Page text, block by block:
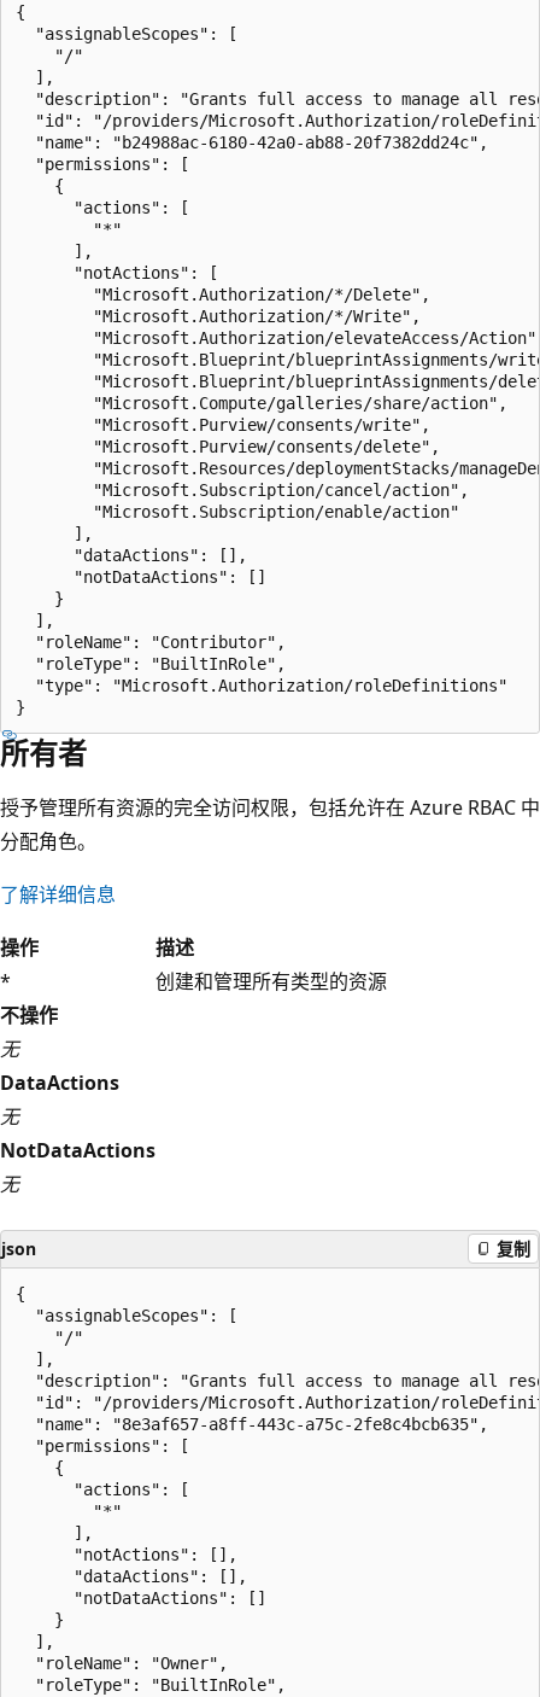
{
  "assignableScopes": [
    "/"
  ],
"description": "Grants full access to manage all
"id": "/providers/Microsoft.Authorization/
  "name": "b24988ac-6180-42a0-ab88-20f7382dd24c",
  "permissions": [
    {
      "actions": [
        "*"
      ],
      "notActions": [
        "Microsoft.Authorization/*/Delete",
        "Microsoft.Authorization/*/Write",
"Microsoft.Authorization/elevateAccess/
"Microsoft.Blueprint/blueprintAssignments/
"Microsoft.Blueprint/blueprintAssignments/
        "Microsoft.Compute/galleries/share/action",
        "Microsoft.Purview/consents/write",
        "Microsoft.Purview/consents/delete",
"Microsoft.Resources/deploymentStacks/
        "Microsoft.Subscription/cancel/action",
        "Microsoft.Subscription/enable/action"
      ],
      "dataActions": [],
      "notDataActions": []
    }
  ],
  "roleName": "Contributor",
  "roleType": "BuiltInRole",
  "type": "Microsoft.Authorization/roleDefinitions"
所有者
授予管理所有资源的完全访问权限，包括允许在 Azure RBAC 中
分配角色。
了解详细信息
操作
描述
*
创建和管理所有类型的资源
不操作
无
DataActions
无
NotDataActions
无
json 复制
{
  "assignableScopes": [
    "/"
  ],
"description": "Grants full access to manage all
"id": "/providers/Microsoft.Authorization/
  "name": "8e3af657-a8ff-443c-a75c-2fe8c4bcb635",
  "permissions": [
    {
      "actions": [
        "*"
      ],
      "notActions": [],
      "dataActions": [],
      "notDataActions": []
    }
  ],
  "roleName": "Owner",
  "roleType": "BuiltInRole",